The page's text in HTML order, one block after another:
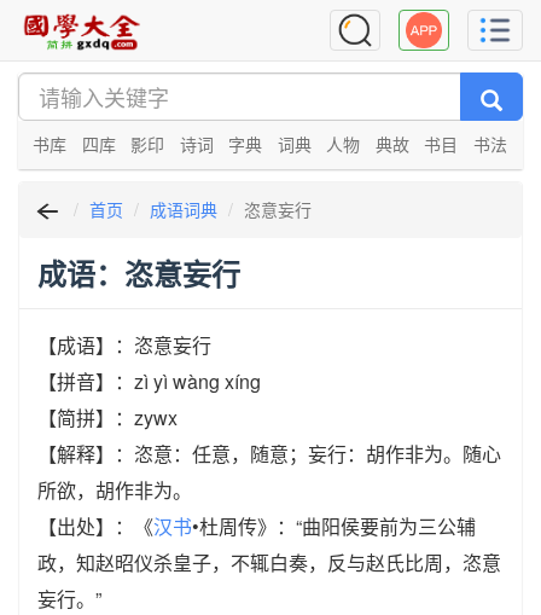
书库 四库 影印 诗词 字典 词典 人物 典故 书目 书法
首页 成语词典 恣意妄行
成语：恣意妄行
【成语】：恣意妄行
【拼音】：zì yì wàng xíng
【简拼】：zywx
【解释】：恣意：任意，随意；妄行：胡作非为。随心
所欲，胡作非为。
【出处】：《汉书•杜周传》：“曲阳侯要前为三公辅
政，知赵昭仪杀皇子，不辄白奏，反与赵氏比周，恣意
妄行。”